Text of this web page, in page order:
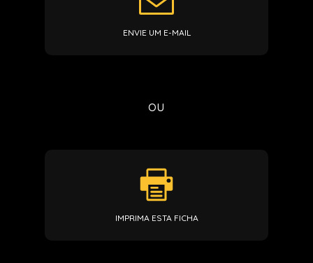
ENVIE UM E-MAIL
ou
IMPRIMA ESTA FICHA